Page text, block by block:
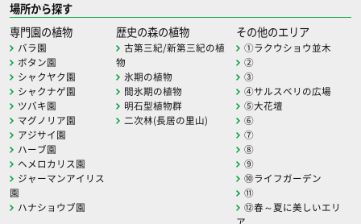
場所から探す
専門園の植物
バラ園
ボタン園
シャクヤク園
シャクナゲ園
ツバキ園
マグノリア園
アジサイ園
ハーブ園
ヘメロカリス園
ジャーマンアイリス
園
ハナショウブ園
歴史の森の植物
古第三紀/新第三紀の植
物
氷期の植物
間氷期の植物
明石型植物群
二次林(長居の里山)
その他のエリア
①ラクウショウ並木
②
③
④サルスベリの広場
⑤大花壇
⑥
⑦
⑧
⑨
⑩ライフガーデン
⑪
⑫春～夏に美しいエリ